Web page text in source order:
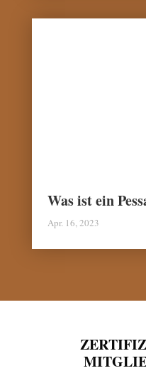
Was ist ein
Apr. 16, 2023